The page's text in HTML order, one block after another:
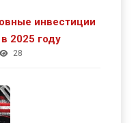
инвестиции
2025 году
28